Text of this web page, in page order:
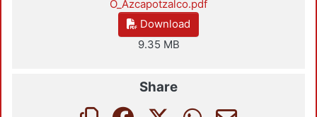
O_Azcapotzalco.pdf
Download
9.35 MB
Share